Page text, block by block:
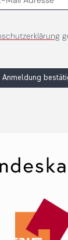
Anmeldung